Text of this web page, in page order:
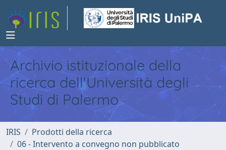
Archivio istituzionale della
ricerca dell'Università degli
Studi di Palermo
IRIS
Prodotti della ricerca
06 - Intervento a convegno non pubblicato